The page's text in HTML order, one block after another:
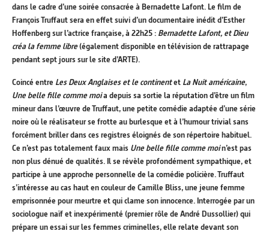
dans le cadre d’une soirée consacrée à Bernadette Lafont. Le film de
François Truffaut sera en effet suivi d’un documentaire inédit d’Esther
Hoffenberg sur l’actrice française, à 22h25 : Bernadette Lafont, et Dieu
créa la femme libre(également disponible en télévision de rattrapage
pendant sept jours sur le site d’ARTE).
Coincé entre Les Deux Anglaises et le continentet La Nuit américaine,
Une belle fille comme moia depuis sa sortie la réputation d’être un film
mineur dans l’œuvre de Truffaut, une petite comédie adaptée d’une série
noire où le réalisateur se frotte au burlesque et à l’humour trivial sans
forcément briller dans ces registres éloignés de son répertoire habituel.
Ce n’est pas totalement faux mais Une belle fille comme moin’est pas
non plus dénué de qualités. Il se révèle profondément sympathique, et
participe à une approche personnelle de la comédie policière. Truffaut
s’intéresse au cas haut en couleur de Camille Bliss, une jeune femme
emprisonnée pour meurtre et qui clame son innocence. Interrogée par un
sociologue naïf et inexpérimenté (premier rôle de André Dussollier) qui
prépare un essai sur les femmes criminelles, elle relate devant son